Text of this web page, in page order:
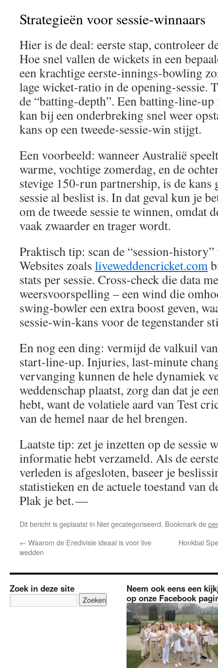
Strategieën voor sessie‑winnaars
Hier is de deal: eerste stap, controleer
Hoe snel vallen de wickets in een
een krachtige eerste‑innings‑bowling
lage wicket‑ratio in de opening‑sessie.
de “batting‑depth”. Een
kan bij een onderbreking snel weer
kans op een tweede‑sessie‑win stijgt.
Een voorbeeld: wanneer Australië
warme, vochtige zomerdag, en de
stevige 150‑run partnership, is de kans
sessie al beslist is. In dat geval kun je
om de tweede sessie te winnen, omdat
vaak zwaarder en trager wordt.
Praktisch tip: scan de “session‑history”
Websites zoals liveweddencricket.com
stats per sessie. Cross‑check die data
weersvoorspelling – een wind die
swing‑bowler een extra boost geven,
sessie‑win‑kans voor de tegenstander
En nog een ding: vermijd de valkuil
start‑line‑up. Injuries, last‑minute
vervanging kunnen de hele dynamiek
weddenschap plaatst, zorg dan dat je
hebt, want de volatiele aard van Test
van de hemel naar de hel brengen.
Laatste tip: zet je inzetten op de sessie
informatie hebt verzameld. Als de
verleden is afgesloten, baseer je
statistieken en de actuele toestand van
Plak je bet. —
Dit bericht is geplaatst in Niet gecategoriseerd. Bookmark de
← Waarom de Eredivisie ideaal is voor live
wedden
Honkbal
Zoek in deze site
Neem ook eens een
op onze Facebook